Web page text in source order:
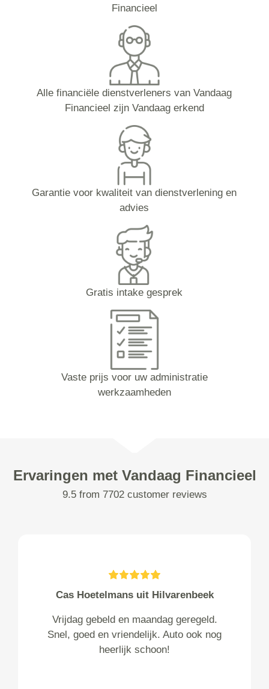
Financieel
Alle financiële dienstverleners van Vandaag
Financieel zijn Vandaag erkend
Garantie voor kwaliteit van dienstverlening en
advies
Gratis intake gesprek
Vaste prijs voor uw administratie
werkzaamheden
Ervaringen met Vandaag Financieel
9.5 from 7702 customer reviews
Cas Hoetelmans uit Hilvarenbeek
Vrijdag gebeld en maandag geregeld.
Snel, goed en vriendelijk. Auto ook nog
heerlijk schoon!